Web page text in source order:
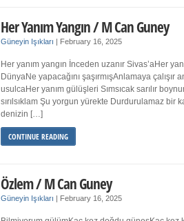
Her Yanım Yangın / M Can Guney
Güneyin Işıkları February 16, 2025
Her yanım yangın İnceden uzanır Sivas’aHer
DünyaNe yapacağını şaşırmışAnlamaya
usulcaHer yanım gülüşleri Sımsıcak sarılır
sırılsıklam Şu yorgun yürekte Durdurulamaz bir
denizin […]
CONTINUE READING
Özlem / M Can Guney
Güneyin Işıkları February 16, 2025